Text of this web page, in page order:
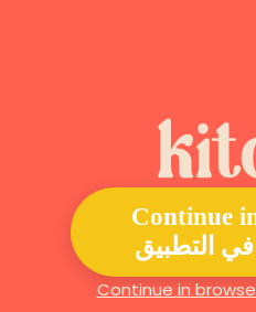
Continue
التطبيق